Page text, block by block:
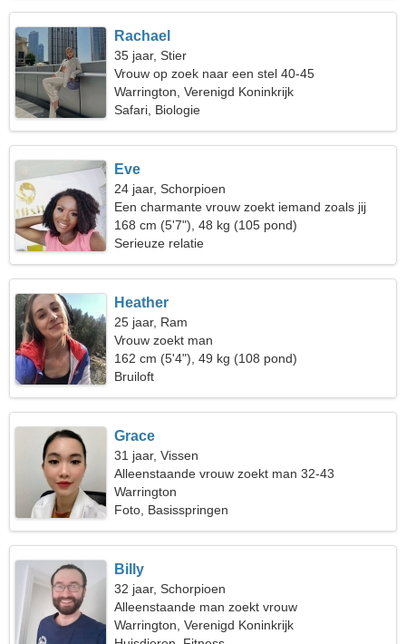
Rachael
35 jaar, Stier
Vrouw op zoek naar een stel 40-45
Warrington, Verenigd Koninkrijk
Safari, Biologie
Eve
24 jaar, Schorpioen
Een charmante vrouw zoekt iemand zoals jij
168 cm (5'7"), 48 kg (105 pond)
Serieuze relatie
Heather
25 jaar, Ram
Vrouw zoekt man
162 cm (5'4"), 49 kg (108 pond)
Bruiloft
Grace
31 jaar, Vissen
Alleenstaande vrouw zoekt man 32-43
Warrington
Foto, Basisspringen
Billy
32 jaar, Schorpioen
Alleenstaande man zoekt vrouw
Warrington, Verenigd Koninkrijk